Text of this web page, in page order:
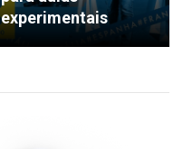
experimentais